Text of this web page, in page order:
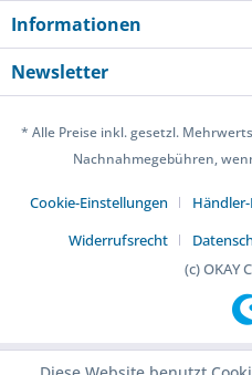
Informationen
Newsletter
* Alle Preise inkl. gesetzl.
Nachnahmegebühren,
Cookie-Einstellungen
Widerrufsrecht
(c) OKAY